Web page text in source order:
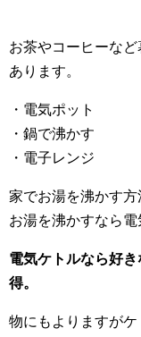
お茶やコーヒーな
あります。
・電気ポット
・鍋で沸かす
・電子レンジ
家でお湯を沸かす方
お湯を沸かすなら電
電気ケトルなら好
得。
物にもよりますがケ